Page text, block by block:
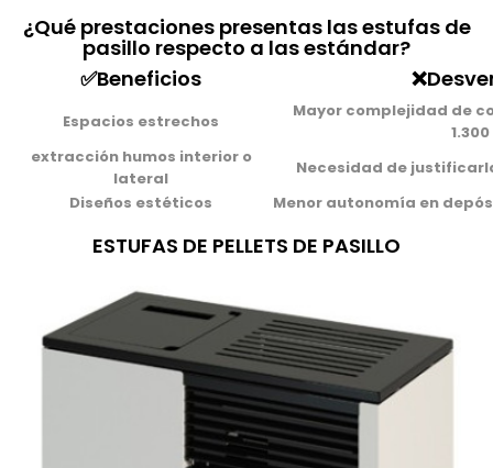
¿Qué prestaciones presentas las estufas de
pasillo respecto a las estándar?
✅Beneficios
Espacios estrechos
Mayor complejidad de
1.300
extracción humos interior o
lateral
Necesidad de
Diseños estéticos
Menor autonomía en
ESTUFAS DE PELLETS DE PASILLO